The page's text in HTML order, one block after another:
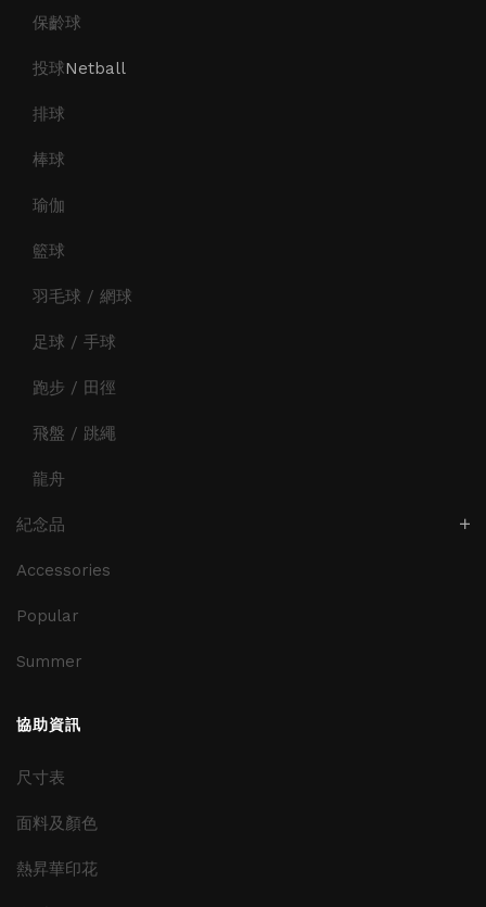
保齡球
投球Netball
排球
棒球
瑜伽
籃球
羽毛球 / 網球
足球 / 手球
跑步 / 田徑
飛盤 / 跳繩
龍舟
紀念品
Accessories
Popular
Summer
協助資訊
尺寸表
面料及顏色
熱昇華印花